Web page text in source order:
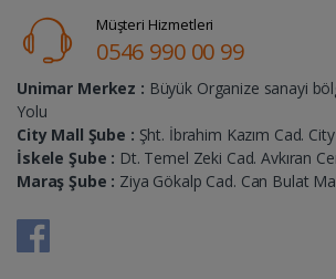
Müşteri Hizmetleri
0546 990 00 99
Unimar Merkez : Büyük Organize sanayi
Yolu
City Mall Şube : Şht. İbrahim Kazım Cad.
İskele Şube : Dt. Temel Zeki Cad. Avkıran
Maraş Şube : Ziya Gökalp Cad. Can Bulat